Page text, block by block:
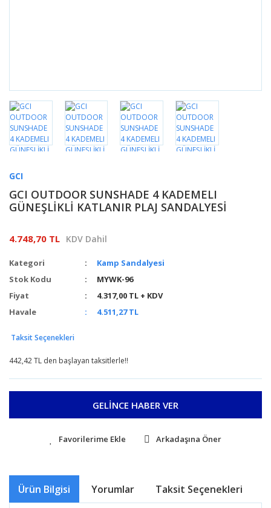
GCI
GCI OUTDOOR SUNSHADE 4 KADEMELI
GÜNEŞLİKLİ KATLANIR PLAJ SANDALYESİ
4.748,70 TL KDV Dahil
Kategori
Kamp Sandalyesi
Stok Kodu
MYWK-96
Fiyat
4.317,00 TL + KDV
Havale
4.511,27 TL
Taksit Seçenekleri
442,42 TL den başlayan taksitlerle!!
GELİNCE HABER VER
Arkadaşına Öner
Ürün Bilgisi Yorumlar Taksit Seçenekleri